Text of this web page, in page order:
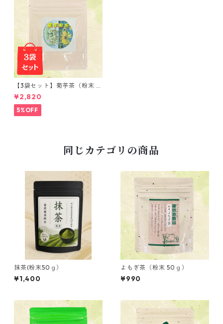
【3袋セット】菊芋茶（粉末 5
0ｇ）
¥2,820
5%OFF
同じカテゴリの商品
抹茶(粉末50ｇ）
¥1,400
よもぎ茶（粉末 50ｇ）
¥990